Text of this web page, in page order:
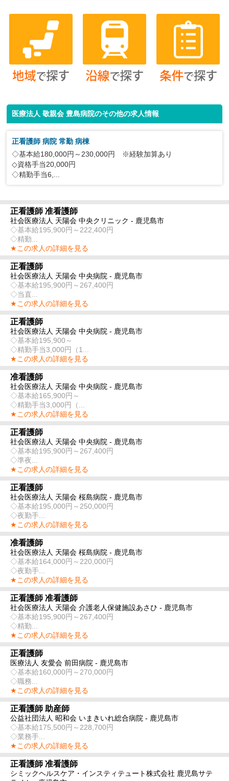
医療法人 敬親会 豊島病院のその他の求人情報
正看護師 病院 常勤 病棟
◇基本給180,000円～230,000円 ※経験加算あり
◇資格手当20,000円
◇精勤手当6,...
正看護師 准看護師
社会医療法人 天陽会 中央クリニック - 鹿児島市
◇基本給195,900円～222,400円
◇精勤...
★この求人の詳細を見る
正看護師
社会医療法人 天陽会 中央病院 - 鹿児島市
◇基本給195,900円～267,400円
◇当直...
★この求人の詳細を見る
正看護師
社会医療法人 天陽会 中央病院 - 鹿児島市
◇基本給195,900～
◇精勤手当3,000円（1...
★この求人の詳細を見る
准看護師
社会医療法人 天陽会 中央病院 - 鹿児島市
◇基本給165,900円～
◇精勤手当3,000円（...
★この求人の詳細を見る
正看護師
社会医療法人 天陽会 中央病院 - 鹿児島市
◇基本給195,900円～267,400円
◇準夜...
★この求人の詳細を見る
正看護師
社会医療法人 天陽会 桜島病院 - 鹿児島市
◇基本給195,000円～250,000円
◇夜勤手...
★この求人の詳細を見る
准看護師
社会医療法人 天陽会 桜島病院 - 鹿児島市
◇基本給164,000円～220,000円
◇夜勤手...
★この求人の詳細を見る
正看護師 准看護師
社会医療法人 天陽会 介護老人保健施設あさひ - 鹿児島市
◇基本給195,900円～267,400円
◇精勤...
★この求人の詳細を見る
正看護師
医療法人 友愛会 前田病院 - 鹿児島市
◇基本給160,000円～270,000円
◇職務...
★この求人の詳細を見る
正看護師 助産師
公益社団法人 昭和会 いまきいれ総合病院 - 鹿児島市
◇基本給175,500円～228,700円
◇業務手...
★この求人の詳細を見る
正看護師 准看護師
シミックヘルスケア・インスティテュート株式会社 鹿児島サテ